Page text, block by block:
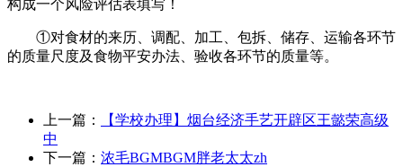
构成一个风险评估表填写！
①对食材的来历、调配、加工、包拆、储存、运输各环节
的质量尺度及食物平安办法、验收各环节的质量等。
上一篇：
【学校办理】烟台经济手艺开辟区王懿荣高级
中
下一篇： 浓毛BGMBGM胖老太太zh